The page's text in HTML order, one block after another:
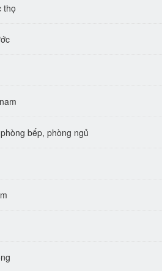
thọ
bếp, phòng ngủ